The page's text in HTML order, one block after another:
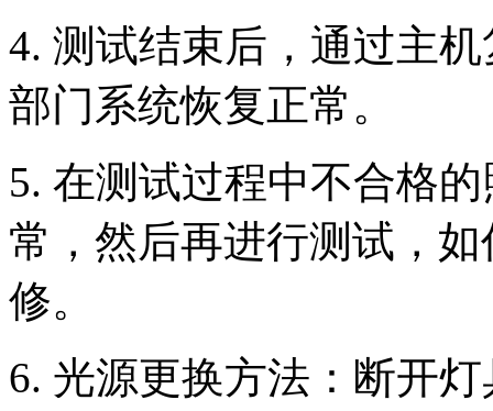
4. 测试结束后，通过主
部门系统恢复正常。
5. 在测试过程中不合格
常，然后再进行测试，
修。
6. 光源更换方法：断开